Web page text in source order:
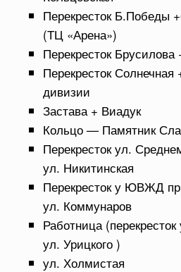
Перекресток Б.Победы
(ТЦ «Арена»)
Перекресток
Перекресток Солнечная
дивизии
Застава + Виадук
Кольцо — Памятник
Перекресток ул.
ул. Никитинская
Перекресток у ЮВЖД
ул. Коммунаров
Работница
ул. Урицкого )
ул. Холмистая